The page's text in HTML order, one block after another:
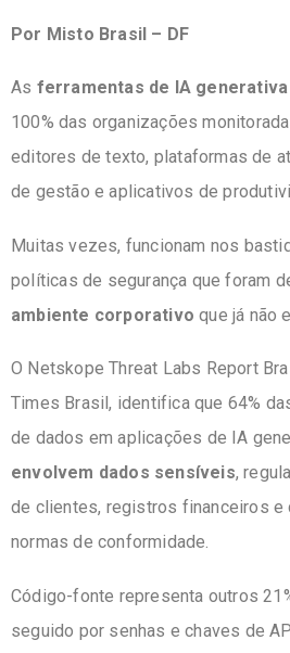
k
Por Misto Brasil – DF
As ferramentas de IA generativa
100% das organizações
editores de texto, plataformas de
de gestão e aplicativos de
Muitas vezes, funcionam nos
políticas de segurança que foram
ambiente corporativo que já não
O Netskope Threat Labs Report
Times Brasil, identifica que 64%
de dados em aplicações de IA
envolvem dados sensíveis,
de clientes, registros financeiros e
normas de conformidade.
Código-fonte representa outros
seguido por senhas e chaves de